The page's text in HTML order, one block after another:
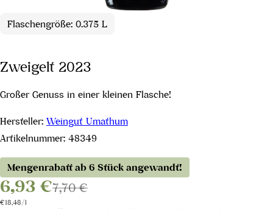
Flaschengröße: 0.375 L
Zweigelt 2023
Großer Genuss in einer kleinen Flasche!
Hersteller: Weingut Umathum
Artikelnummer: 48349
Mengenrabatt ab 6 Stück angewandt!
6,93 €7,70 €
Stückpreis
€18,48/pro
l